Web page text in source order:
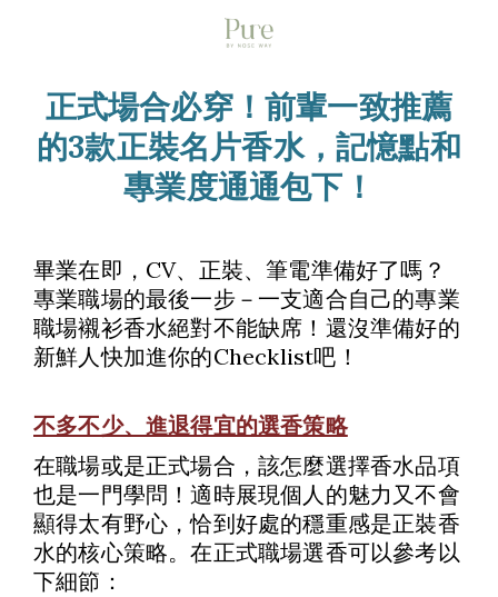
正式場合必穿！前輩一致推薦
的3款正裝名片香水，記憶點和
專業度通通包下！
畢業在即，CV、正裝、筆電準備好了嗎？
專業職場的最後一步－一支適合自己的專業
職場襯衫香水絕對不能缺席！還沒準備好的
新鮮人快加進你的Checklist吧！
不多不少、進退得宜的選香策略
在職場或是正式場合，該怎麼選擇香水品項
也是一門學問！適時展現個人的魅力又不會
顯得太有野心，恰到好處的穩重感是正裝香
水的核心策略。在正式職場選香可以參考以
下細節：